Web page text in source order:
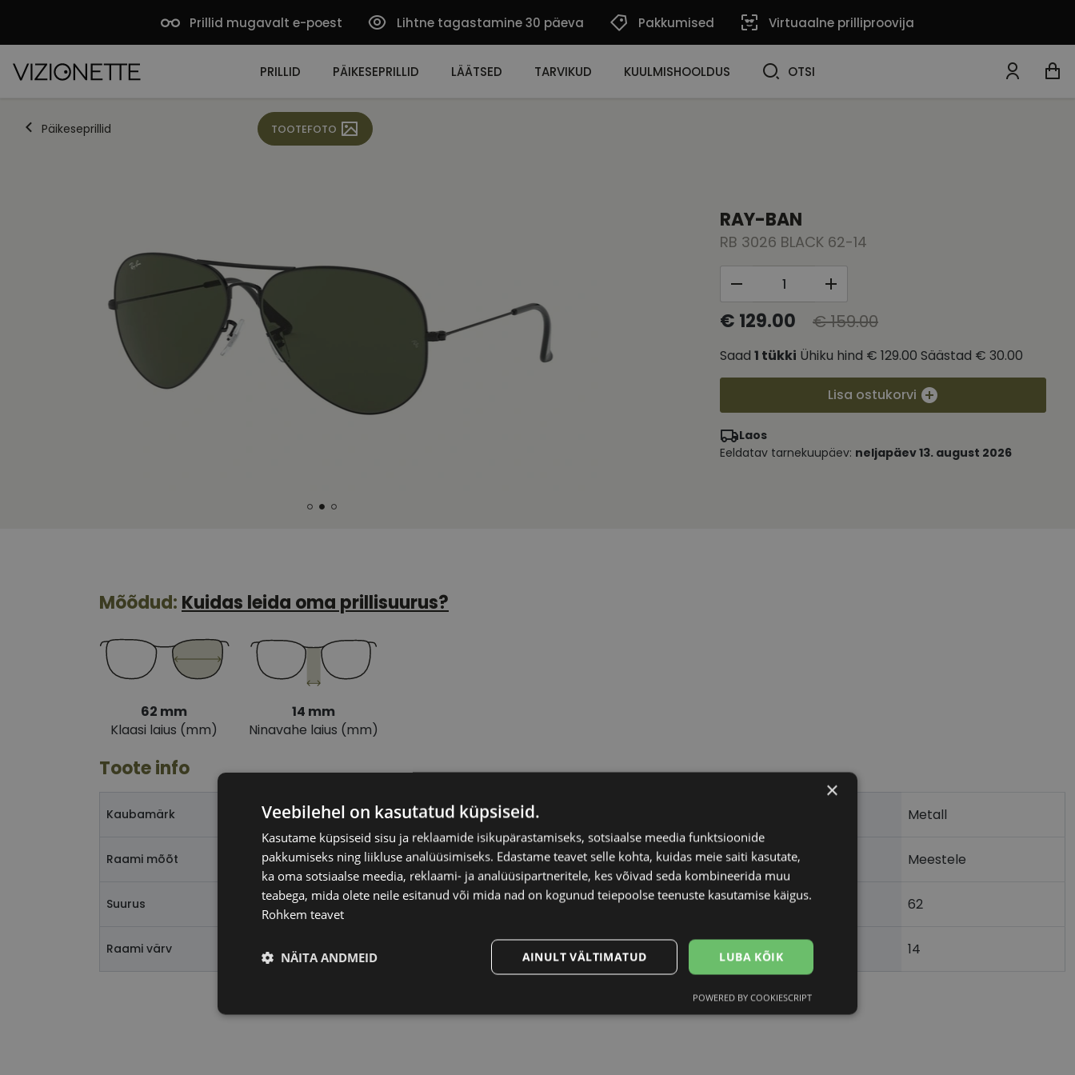
Prillid mugavalt e-poest Lihtne tagastamine 30 päeva Pakkumised Virtuaalne prilliproovija
PRILLID PÄIKESEPRILLID LÄÄTSED TARVIKUD KUULMISHOOLDUS OTSI
Päikeseprillid TOOTEFOTO
RAY-BAN
RB 3026 BLACK 62-14
€ 129.00 € 159.00
Saad 1 tükki Ühiku hind € 129.00 Säästad € 30.00
Lisa ostukorvi
Laos
Eeldatav tarnekuupäev: neljapäev 13. august 2026
Mõõdud: Kuidas leida oma prillisuurus?
62 mm
Klaasi laius (mm)
14 mm
Ninavahe laius (mm)
Toote info
Kaubamärk RAY-BAN
Raami mõõt 62-14
Suurus XL
Raami värv black
Metall
Kliendirühm Meestele
Klaasi laius (mm) 62
Ninavahe laius (mm) 14
×
Veebilehel on kasutatud küpsiseid.
Kasutame küpsiseid sisu ja reklaamide isikupärastamiseks, sotsiaalse meedia funktsioonide
pakkumiseks ning liikluse analüüsimiseks. Edastame teavet selle kohta, kuidas meie saiti kasutate,
ka oma sotsiaalse meedia, reklaami- ja analüüsipartneritele, kes võivad seda kombineerida muu
teabega, mida olete neile esitanud või mida nad on kogunud teiepoolse teenuste kasutamise käigus.
Rohkem teavet
LUBA KÕIK
AINULT VÄLTIMATUD
NÄITA ANDMEID
Eelistused
POWERED BY COOKIESCRIPT